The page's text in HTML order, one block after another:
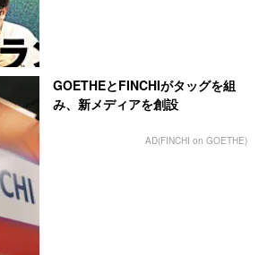
GOETHEとFINCHIがタッグを組
み、新メディアを創設
AD(FINCHI on GOETHE)